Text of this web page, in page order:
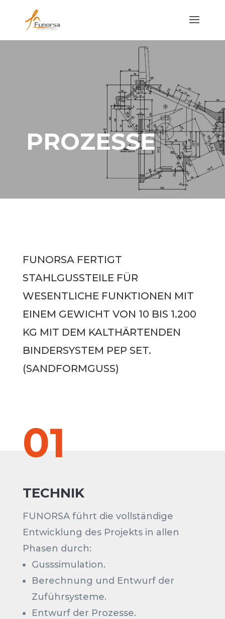
PROZESSE
FUNORSA FERTIGT
STAHLGUSSTEILE FÜR
WESENTLICHE FUNKTIONEN MIT
EINEM GEWICHT VON 10 BIS 1.200
KG MIT DEM KALTHÄRTENDEN
BINDERSYSTEM PEP SET.
(SANDFORMGUSS)
01
TECHNIK
FUNORSA führt die vollständige
Entwicklung des Projekts in allen
Phasen durch:
Gusssimulation.
Berechnung und Entwurf der
Zuführsysteme.
Entwurf der Prozesse.